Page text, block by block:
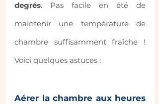
degrés. Pas facile en été de
maintenir une température de
chambre suffisamment fraîche !
Voici quelques astuces :
Aérer la chambre aux heures